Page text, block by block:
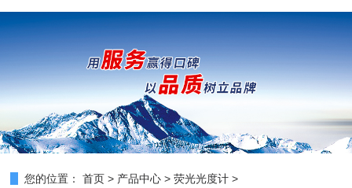
您的位置： 首页 > 产品中心 >荧光光度计 >